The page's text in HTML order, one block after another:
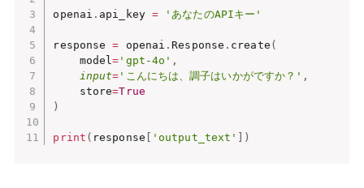
openai . api_key = 'あなたのAPIキー'
response = openai . Response . create (
    model
= 'gpt-4o' ,
input= 'こんにちは、調子はいかがですか？' ,
    store
=True
)
print ( response 'output_text' )